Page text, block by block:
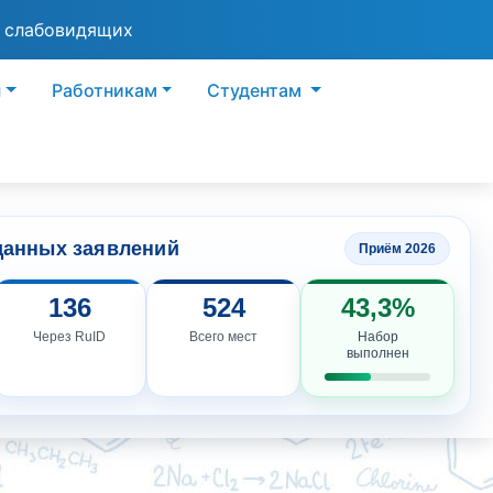
слабовидящих
Работникам Студентам
заявлений Приём 2026
136
Через RuID
524
Всего мест
43,3%
Набор
выполнен